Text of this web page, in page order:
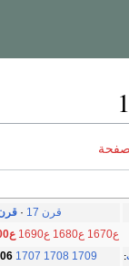
قرن 17 · قرن
ع1670 ع1680 ع1690 ع1700
:
1707 1708 1709